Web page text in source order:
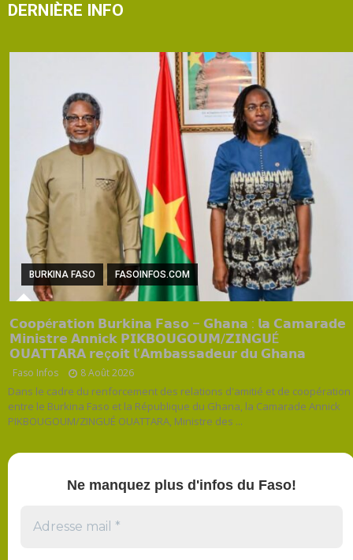
DERNIÈRE INFO
BURKINA FASO FASOINFOS.COM
𝗖𝗼𝗼𝗽é𝗿𝗮𝘁𝗶𝗼𝗻 𝗕𝘂𝗿𝗸𝗶𝗻𝗮 𝗙𝗮𝘀𝗼 – 𝗚𝗵𝗮𝗻𝗮 : 𝗹𝗮 𝗖𝗮𝗺𝗮𝗿𝗮𝗱𝗲
𝗠𝗶𝗻𝗶𝘀𝘁𝗿𝗲 𝗔𝗻𝗻𝗶𝗰𝗸 𝗣𝗜𝗞𝗕𝗢𝗨𝗚𝗢𝗨𝗠/𝗭𝗜𝗡𝗚𝗨É
𝗢𝗨𝗔𝗧𝗧𝗔𝗥𝗔 𝗿𝗲ç𝗼𝗶𝘁 𝗹’𝗔𝗺𝗯𝗮𝘀𝘀𝗮𝗱𝗲𝘂𝗿 𝗱𝘂 𝗚𝗵𝗮𝗻𝗮
Faso Infos 8 Août 2026
Dans le cadre du renforcement des relations d'amitié et de coopération
entre le Burkina Faso et la République du Ghana, la Camarade Annick
PIKBOUGOUM/ZINGUÉ OUATTARA, Ministre des ...
Ne manquez plus d'infos du Faso!